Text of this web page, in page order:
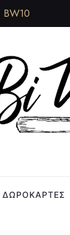
BW10
ΔΩΡΟΚΑΡΤΕΣ